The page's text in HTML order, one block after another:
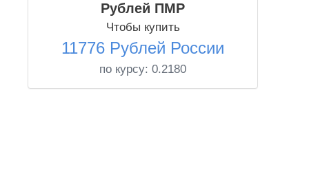
Рублей ПМР
Чтобы купить
11776 Рублей России
по курсу: 0.2180